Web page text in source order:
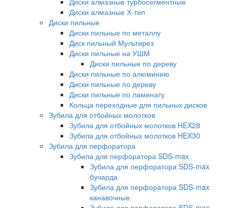
Диски алмазные Х-тип
Диски пильные
Диски пильные по металлу
Диск пильный Мультирез
Диски пильные на УШМ
Диски пильные по дереву
Диски пильные по алюминию
Диски пильные по дереву
Диски пильные по ламинату
Кольца переходные для пильных дисков
Зубила для отбойных молотков
Зубила для отбойных молотков HEX28
Зубила для отбойных молотков HEX30
Зубила для перфоратора
Зубила для перфоратора SDS-max
Зубила для перфоратора SDS-max
бучарда
Зубила для перфоратора SDS-max
канавочные